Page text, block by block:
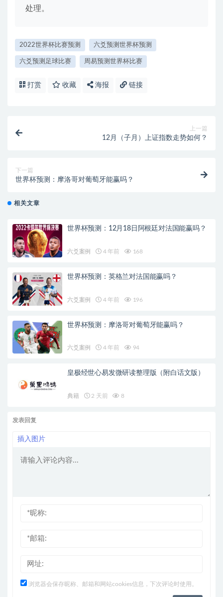
处理。
2022世界杯比赛预测 六爻预测世界杯预测
六爻预测足球比赛 周易预测世界杯比赛
打赏 收藏 海报 链接
上一篇
12月（子月）上证指数走势如何？
下一篇
世界杯预测：摩洛哥对葡萄牙能赢吗？
相关文章
世界杯预测：12月18日阿根廷对法国能赢吗？
六爻案例 4 年前 168
世界杯预测：英格兰对法国能赢吗？
六爻案例 4 年前 196
世界杯预测：摩洛哥对葡萄牙能赢吗？
六爻案例 4 年前 94
皇极经世心易发微研读整理版（附白话文版）
典籍 2 天前 8
发表回复
插入图片
浏览器会保存昵称、邮箱和网站cookies信息，下次评论时使用。